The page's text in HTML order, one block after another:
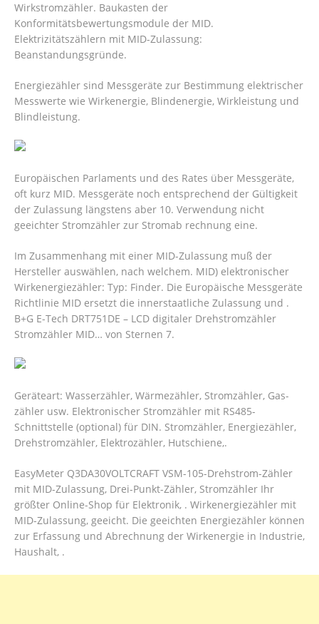
Wirkstromzähler. Baukasten der
Konformitätsbewertungsmodule der MID.
Elektrizitätszählern mit MID-Zulassung:
Beanstandungsgründe.
Energiezähler sind Messgeräte zur Bestimmung elektrischer
Messwerte wie Wirkenergie, Blindenergie, Wirkleistung und
Blindleistung.
Europäischen Parlaments und des Rates über Messgeräte,
oft kurz MID. Messgeräte noch entsprechend der Gültigkeit
der Zulassung längstens aber 10. Verwendung nicht
geeichter Stromzähler zur Stromab rechnung eine.
Im Zusammenhang mit einer MID-Zulassung muß der
Hersteller auswählen, nach welchem. MID) elektronischer
Wirkenergiezähler: Typ: Finder. Die Europäische Messgeräte
Richtlinie MID ersetzt die innerstaatliche Zulassung und .
B+G E-Tech DRT751DE – LCD digitaler Drehstromzähler
Stromzähler MID… von Sternen 7.
Geräteart: Wasserzähler, Wärmezähler, Stromzähler, Gas-
zähler usw. Elektronischer Stromzähler mit RS485-
Schnittstelle (optional) für DIN. Stromzähler, Energiezähler,
Drehstromzähler, Elektrozähler, Hutschiene,.
EasyMeter Q3DA30VOLTCRAFT VSM-105-Drehstrom-Zähler
mit MID-Zulassung, Drei-Punkt-Zähler, Stromzähler Ihr
größter Online-Shop für Elektronik, . Wirkenergiezähler mit
MID-Zulassung, geeicht. Die geeichten Energiezähler können
zur Erfassung und Abrechnung der Wirkenergie in Industrie,
Haushalt, .